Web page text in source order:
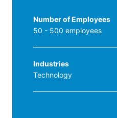
Number of Employees
50 - 500 employees
Industries
Technology